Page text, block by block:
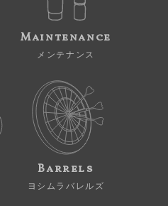
Maintenance
メンテナンス
Barrels
ヨシムラバレルズ